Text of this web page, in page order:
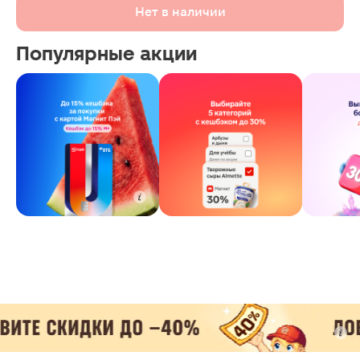
Нет в наличии
Популярные акции